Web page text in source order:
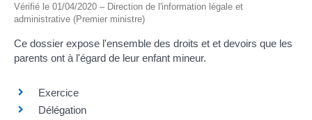
Vérifié le 01/04/2020 – Direction de l'information légale et
administrative (Premier ministre)
Ce dossier expose l'ensemble des droits et et devoirs que les
parents ont à l'égard de leur enfant mineur.
Exercice
Délégation